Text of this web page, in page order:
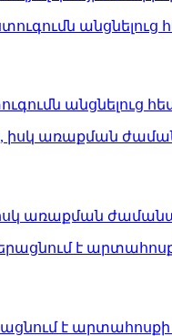
անցնելուց
առաքման
է